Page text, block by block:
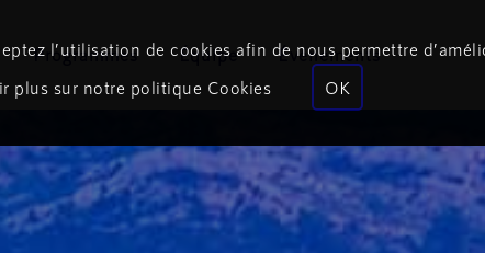
Programmes Équipe Événements
l’utilisation de cookies afin de nous permettre
plus sur notre politique Cookies
OK